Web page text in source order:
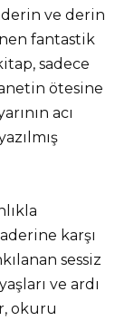
ve derin
fantastik
sadece
ötesine
acı
karşı
sessiz
ve ardı
okuru